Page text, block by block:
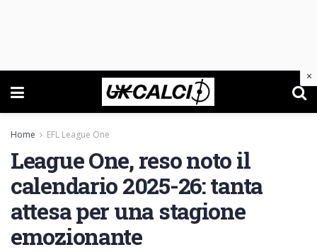
Home EFL League One
League One, reso noto il
calendario 2025-26: tanta
attesa per una stagione
emozionante
×